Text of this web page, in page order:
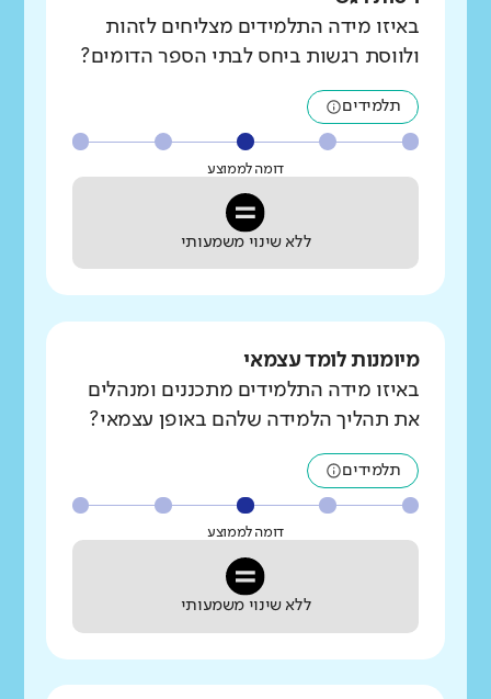
באיזו מידה התלמידים מצליחים לזהות
ולווסת רגשות ביחס לבתי הספר הדומים?
תלמידים
דומה לממוצע
ללא שינוי משמעותי
מיומנות לומד עצמאי
באיזו מידה התלמידים מתכננים ומנהלים
את תהליך הלמידה שלהם באופן עצמאי?
תלמידים
דומה לממוצע
ללא שינוי משמעותי